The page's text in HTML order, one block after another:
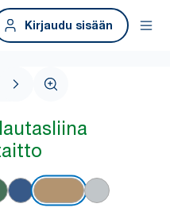
Kirjaudu sisään